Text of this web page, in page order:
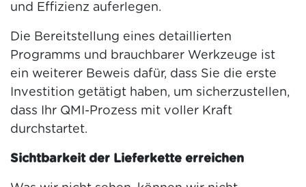
und Effizienz auferlegen.
Die Bereitstellung eines detaillierten
Programms und brauchbarer Werkzeuge ist
ein weiterer Beweis dafür, dass Sie die erste
Investition getätigt haben, um sicherzustellen,
dass Ihr QMI-Prozess mit voller Kraft
durchstartet.
Sichtbarkeit der Lieferkette erreichen